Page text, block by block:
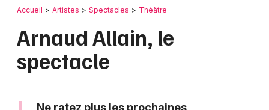
Publier un événement
Bordeaux
Colmar
Lyon
Retour
Accueil Artistes Spectacles Théâtre
Arnaud Allain, le
spectacle
Ne ratez plus les prochaines
Où ?
Quand ?
Aujourd'hui
Demain